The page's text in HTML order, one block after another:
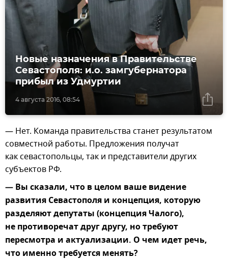
4 августа 2016, 08:54
Новые назначения в Правительстве
Севастополя: и.о. замгубернатора
прибыл из Удмуртии
— Нет. Команда правительства станет результатом
совместной работы. Предложения получат
как севастопольцы, так и представители других
субъектов РФ.
— Вы сказали, что в целом ваше видение
развития Севастополя и концепция, которую
разделяют депутаты (концепция Чалого),
не противоречат друг другу, но требуют
пересмотра и актуализации. О чем идет речь,
что именно требуется менять?